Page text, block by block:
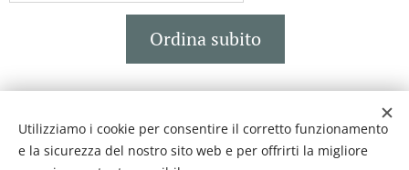
Ordina subito
BISCOTTIFICIO FICHERA
Creato conWebnode
Utilizziamo i cookie per consentire il corretto funzionamento
e la sicurezza del nostro sito web e per offrirti la migliore